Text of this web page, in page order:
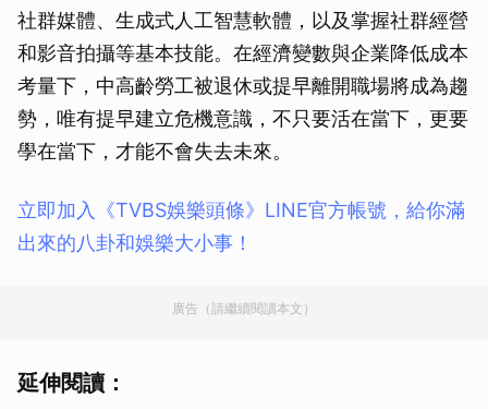
社群媒體、生成式人工智慧軟體，以及掌握社群經營
和影音拍攝等基本技能。在經濟變數與企業降低成本
考量下，中高齡勞工被退休或提早離開職場將成為趨
勢，唯有提早建立危機意識，不只要活在當下，更要
學在當下，才能不會失去未來。
立即加入《TVBS娛樂頭條》LINE官方帳號，給你滿
出來的八卦和娛樂大小事！
廣告（請繼續閱讀本文）
延伸閱讀：